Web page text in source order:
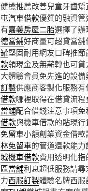
健檢推薦改善兒童牙齒
屯汽車借款優質的融資
有嘉義房屋二胎選擇了
德當鋪好商量可超貸當
罐堅固耐用網友口碑推
款領現金及無薪轉也可
大體驗會員免先進的設
訂製供應商客製化服務
借款哪裡取得在借貸流
當鋪配合借錢注意事項
借款與機車借款的貼現
免留車小額創業資金借
林免留車的管道還款能
城機車借款費用透明化
區當舖利息超低服務請
力西服訂製體驗名牌西